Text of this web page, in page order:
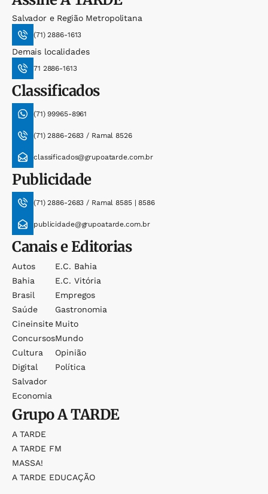
Salvador e Região Metropolitana
(71) 2886-1613
Demais localidades
71 2886-1613
Classificados
(71) 99965-8961
(71) 2886-2683 / Ramal 8526
classificados@grupoatarde.com.br
Publicidade
(71) 2886-2683 / Ramal 8585 | 8586
publicidade@grupoatarde.com.br
Canais e Editorias
Autos
Bahia
Brasil
Saúde
Cineinsite
Concursos
Cultura
Digital
Salvador
Economia
E.c. Bahia
E.c. Vitória
Empregos
Gastronomia
Muito
Mundo
Opinião
Política
GrupoA TARDE
A TARDE
A TARDE FM
MASSA!
A TARDE EDUCAÇÃO